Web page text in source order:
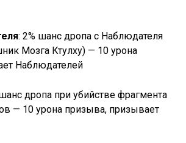
: 2% шанс дропа с Наблюдателя
Мозга Ктулху) — 10 урона
Наблюдателей
дропа при убийстве фрагмента
— 10 урона призыва, призывает